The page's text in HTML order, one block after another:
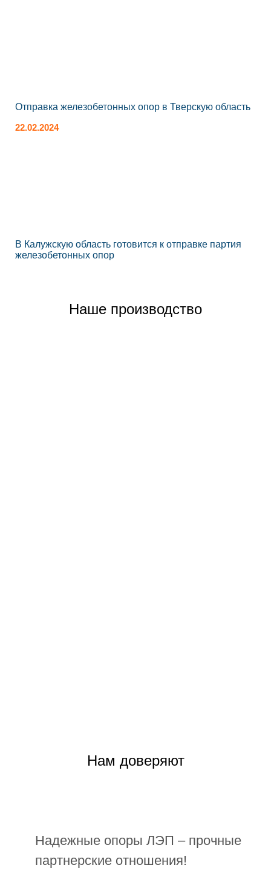
Отправка железобетонных опор в Тверскую область
22.02.2024
В Калужскую область готовится к отправке партия
железобетонных опор
Наше производство
Нам доверяют
Надежные опоры ЛЭП – прочные
партнерские отношения!